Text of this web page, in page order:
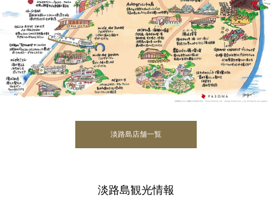
淡路島店舗一覧
淡路島観光情報